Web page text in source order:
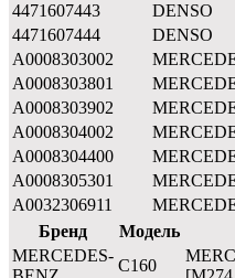
4471607443
DENSO
4471607444
DENSO
A0008303002
A0008303801
A0008303902
A0008304002
A0008304400
A0008305301
A0032306911
Бренд
Модель
MERCEDES-
C160